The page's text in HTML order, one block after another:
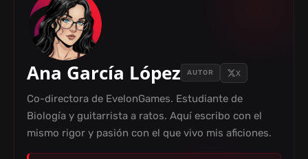
Ana García López AUTOR X
Co-directora de EvelonGames. Estudiante de
Biología y guitarrista a ratos. Aquí escribo con el
mismo rigor y pasión con el que vivo mis aficiones.